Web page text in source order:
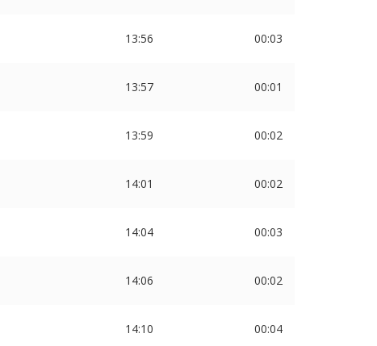
13:56 00:03
13:57 00:01
13:59 00:02
14:01 00:02
14:04 00:03
14:06 00:02
14:10 00:04